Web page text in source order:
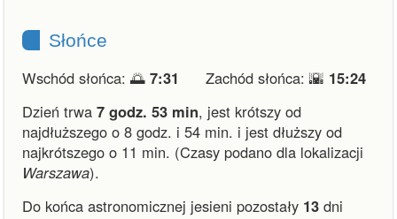
Słońce
Wschód słońca: 🌅 7:31 Zachód słońca: 🌇 15:24
Dzień trwa 7 godz. 53 min, jest krótszy od
najdłuższego o 8 godz. i 54 min. i jest dłuższy od
najkrótszego o 11 min. (Czasy podano dla lokalizacji
Warszawa).
Do końca astronomicznej jesieni pozostały 13 dni